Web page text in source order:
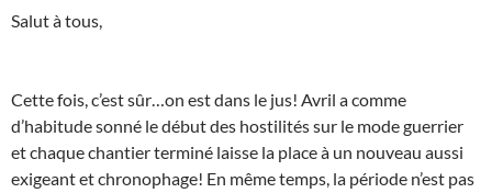
Salut à tous,
Cette fois, c’est sûr…on est dans le jus! Avril a comme
d’habitude sonné le début des hostilités sur le mode guerrier
et chaque chantier terminé laisse la place à un nouveau aussi
exigeant et chronophage! En même temps, la période n’est pas